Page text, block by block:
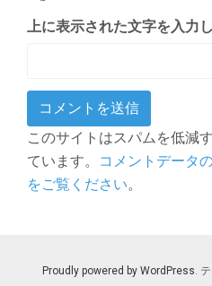
上に表示された文字を入力
このサイトはスパムを低減
ています。
コメントデータ
をご覧ください。
Proudly powered by WordPress.